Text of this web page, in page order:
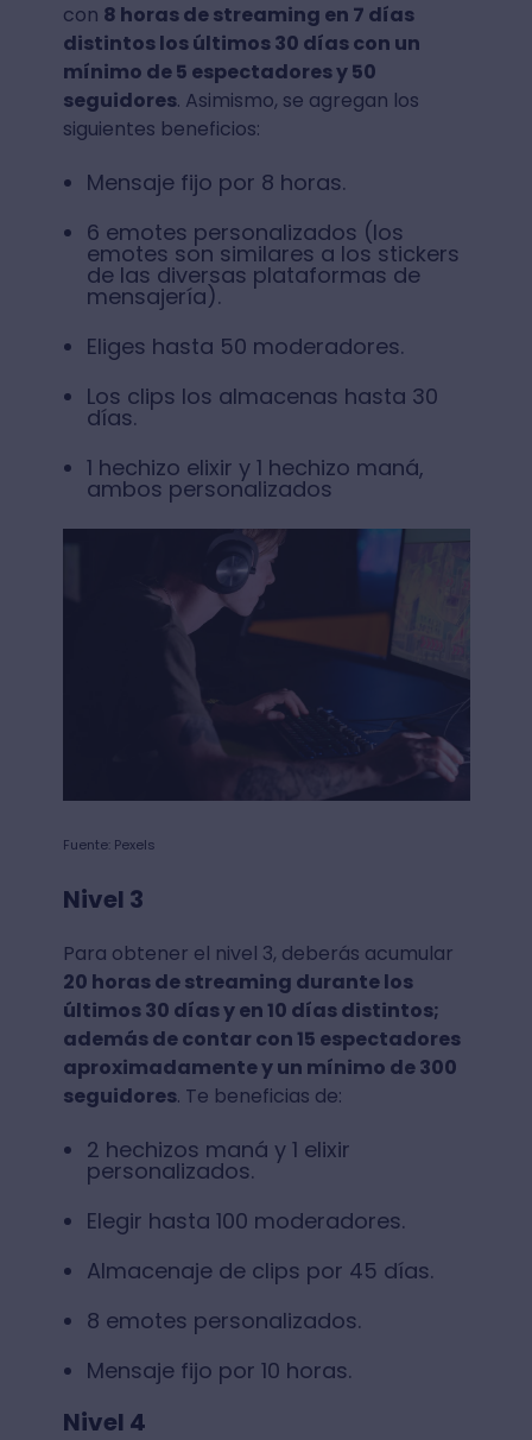
con 8 horas de streaming en 7 días
distintos los últimos 30 días con un
mínimo de 5 espectadores y 50
seguidores. Asimismo, se agregan los
siguientes beneficios:
Mensaje fijo por 8 horas.
6 emotes personalizados (los
emotes son similares a los stickers
de las diversas plataformas de
mensajería).
Eliges hasta 50 moderadores.
Los clips los almacenas hasta 30
días.
1 hechizo elixir y 1 hechizo maná,
ambos personalizados
Fuente: Pexels
Nivel 3
Para obtener el nivel 3, deberás acumular
20 horas de streaming durante los
últimos 30 días y en 10 días distintos;
además de contar con 15 espectadores
aproximadamente y un mínimo de 300
seguidores. Te beneficias de:
2 hechizos maná y 1 elixir
personalizados.
Elegir hasta 100 moderadores.
Almacenaje de clips por 45 días.
8 emotes personalizados.
Mensaje fijo por 10 horas.
Nivel 4